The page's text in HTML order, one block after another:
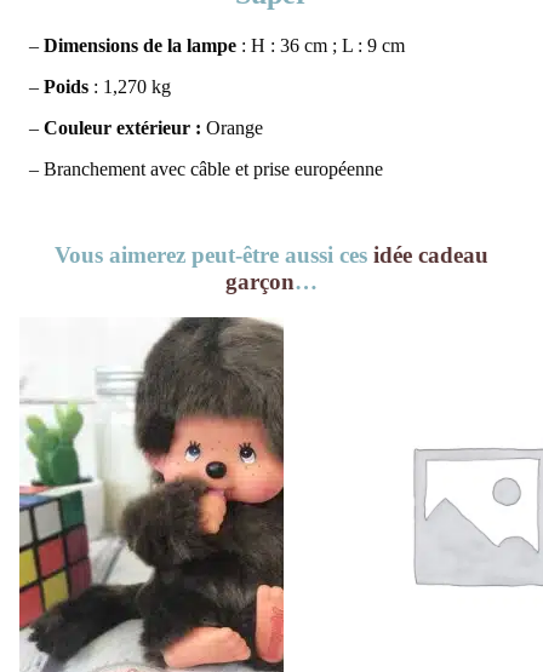
– Dimensions de la lampe : H : 36 cm ; L : 9 cm
– Poids : 1,270 kg
– Couleur extérieur : Orange
– Branchement avec câble et prise européenne
Vous aimerez peut-être aussi ces idée cadeau
garçon…